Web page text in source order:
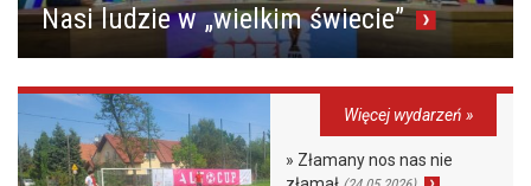
Nasi ludzie w „wielkim świecie”
Więcej wydarzeń »
» Złamany nos nas nie